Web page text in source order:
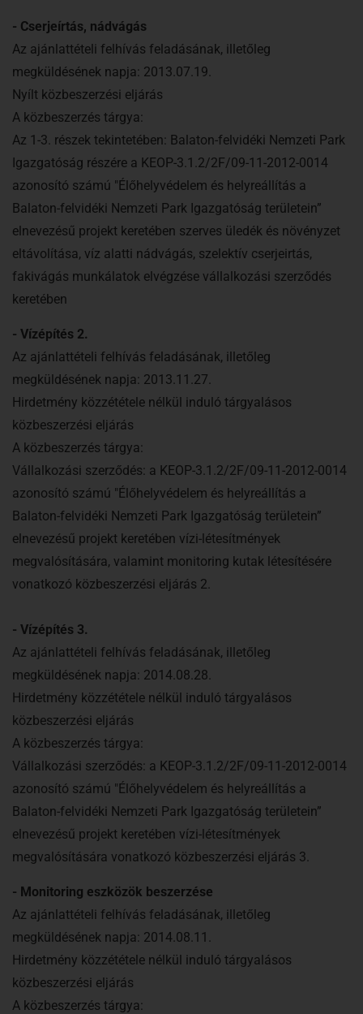
- Cserjeírtás, nádvágás
Az ajánlattételi felhívás feladásának, illetőleg
megküldésének napja: 2013.07.19.
Nyílt közbeszerzési eljárás
A közbeszerzés tárgya:
Az 1-3. részek tekintetében: Balaton-felvidéki Nemzeti Park
Igazgatóság részére a KEOP-3.1.2/2F/09-11-2012-0014
azonosító számú "Élőhelyvédelem és helyreállítás a
Balaton-felvidéki Nemzeti Park Igazgatóság területein”
elnevezésű projekt keretében szerves üledék és növényzet
eltávolítása, víz alatti nádvágás, szelektív cserjeirtás,
fakivágás munkálatok elvégzése vállalkozási szerződés
keretében
- Vízépítés 2.
Az ajánlattételi felhívás feladásának, illetőleg
megküldésének napja: 2013.11.27.
Hirdetmény közzététele nélkül induló tárgyalásos
közbeszerzési eljárás
A közbeszerzés tárgya:
Vállalkozási szerződés: a KEOP-3.1.2/2F/09-11-2012-0014
azonosító számú "Élőhelyvédelem és helyreállítás a
Balaton-felvidéki Nemzeti Park Igazgatóság területein”
elnevezésű projekt keretében vízi-létesítmények
megvalósítására, valamint monitoring kutak létesítésére
vonatkozó közbeszerzési eljárás 2.
- Vízépítés 3.
Az ajánlattételi felhívás feladásának, illetőleg
megküldésének napja: 2014.08.28.
Hirdetmény közzététele nélkül induló tárgyalásos
közbeszerzési eljárás
A közbeszerzés tárgya:
Vállalkozási szerződés: a KEOP-3.1.2/2F/09-11-2012-0014
azonosító számú "Élőhelyvédelem és helyreállítás a
Balaton-felvidéki Nemzeti Park Igazgatóság területein”
elnevezésű projekt keretében vízi-létesítmények
megvalósítására vonatkozó közbeszerzési eljárás 3.
- Monitoring eszközök beszerzése
Az ajánlattételi felhívás feladásának, illetőleg
megküldésének napja: 2014.08.11.
Hirdetmény közzététele nélkül induló tárgyalásos
közbeszerzési eljárás
A közbeszerzés tárgya: